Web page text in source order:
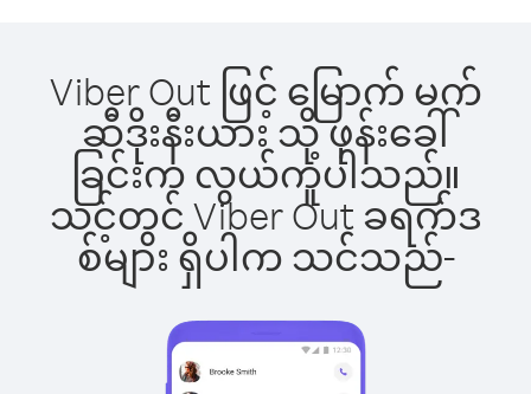
Viber Out ဖြင့် မြောက် မက်
ဆီဒိုးနီးယား သို့ ဖုန်းခေါ်
ခြင်းက လွယ်ကူပါသည်။
သင့်တွင် Viber Out ခရက်ဒ
စ်များ ရှိပါက သင်သည်-